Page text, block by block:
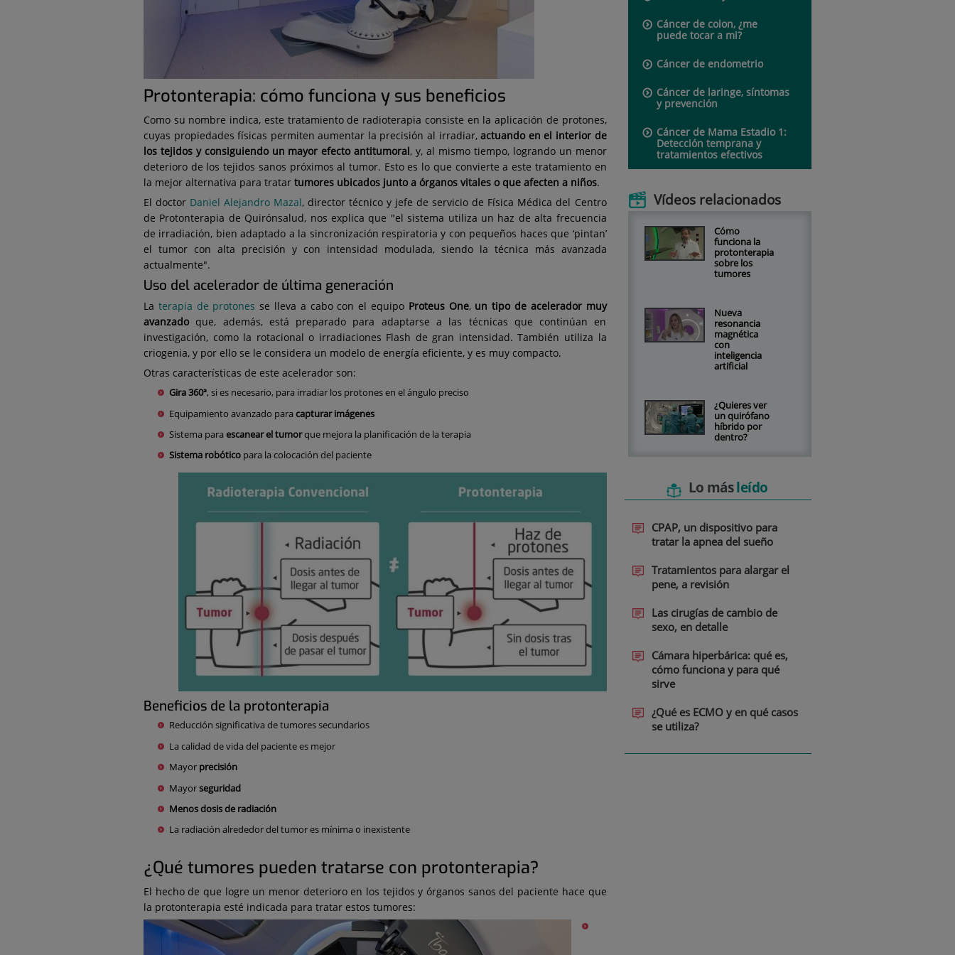
Protonterapia: cómo funciona y sus beneficios
Como su nombre indica, este tratamiento de radioterapia consiste en la aplicación de protones,
cuyas propiedades físicas permiten aumentar la precisión al irradiar,actuando en el interior de
los tejidos y consiguiendo un mayor efecto antitumoral, y, al mismo tiempo, logrando un menor
deterioro de los tejidos sanos próximos al tumor. Esto es lo que convierte a este tratamiento en
la mejor alternativa para tratar tumores ubicados junto a órganos vitales o que afecten a niños.
El doctor Daniel Alejandro Mazal , director técnico y jefe de servicio de Física Médica del Centro
de Protonterapia de Quirónsalud, nos explica que "el sistema utiliza un haz de alta frecuencia
de irradiación, bien adaptado a la sincronización respiratoria y con pequeños haces que ‘pintan’
el tumor con alta precisión y con intensidad modulada, siendo la técnica más avanzada
actualmente".
Uso del acelerador de última generación
La terapia de protones se lleva a cabo con el equipo Proteus One, un tipo de acelerador muy
avanzadoque, además, está preparado para adaptarse a las técnicas que continúan en
investigación, como la rotacional o irradiaciones Flash de gran intensidad. También utiliza la
criogenia, y por ello se le considera un modelo de energía eficiente, y es muy compacto.
Otras características de este acelerador son:
Gira 360ª, si es necesario, para irradiar los protones en el ángulo preciso
Equipamiento avanzado paracapturar imágenes
Sistema paraescanear el tumorque mejora la planificación de la terapia
Sistema robótico para la colocación del paciente
Beneficios de la protonterapia
Reducción significativa de tumores secundarios
La calidad de vida del paciente es mejor
Mayor precisión
Mayorseguridad
Menos dosis de radiación
La radiación alrededor del tumor es mínima o inexistente
¿Qué tumores pueden tratarse con protonterapia?
El hecho de que logre un menor deterioro en los tejidos y órganos sanos del paciente hace que
la protonterapia esté indicada para tratar estos tumores:
Cáncer de colon, ¿me
puede tocar a mi?
Cáncer de endometrio
Cáncer de laringe, síntomas
y prevención
Cáncer de Mama Estadio 1:
Detección temprana y
tratamientos efectivos
Vídeos relacionados
Cómo
funciona la
protonterapia
sobre los
tumores
Nueva
resonancia
magnética
con
inteligencia
artificial
¿Quieres ver
un quirófano
híbrido por
dentro?
Lo másleído
CPAP, un dispositivo para
tratar la apnea del sueño
Tratamientos para alargar el
pene, a revisión
Las cirugías de cambio de
sexo, en detalle
Cámara hiperbárica: qué es,
cómo funciona y para qué
sirve
¿Qué es ECMO y en qué casos
se utiliza?